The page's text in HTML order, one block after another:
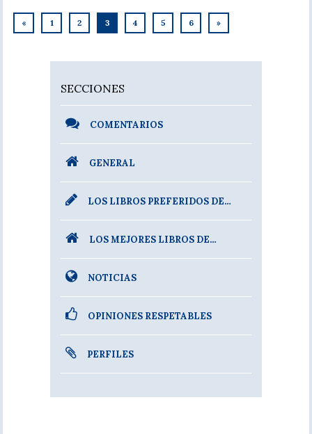
« 1 2 3 4 5 6 »
SECCIONES
COMENTARIOS
GENERAL
LOS LIBROS PREFERIDOS DE…
LOS MEJORES LIBROS DE…
NOTICIAS
OPINIONES RESPETABLES
PERFILES